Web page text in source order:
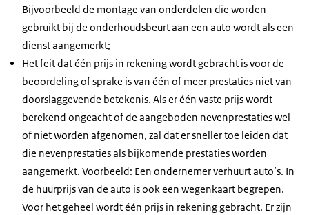
Bijvoorbeeld de montage van onderdelen die worden
gebruikt bij de onderhoudsbeurt aan een auto wordt als een
dienst aangemerkt;
Het feit dat één prijs in rekening wordt gebracht is voor de
beoordeling of sprake is van één of meer prestaties niet van
doorslaggevende betekenis. Als er één vaste prijs wordt
berekend ongeacht of de aangeboden nevenprestaties wel
of niet worden afgenomen, zal dat er sneller toe leiden dat
die nevenprestaties als bijkomende prestaties worden
aangemerkt. Voorbeeld: Een ondernemer verhuurt auto’s. In
de huurprijs van de auto is ook een wegenkaart begrepen.
Voor het geheel wordt één prijs in rekening gebracht. Er zijn